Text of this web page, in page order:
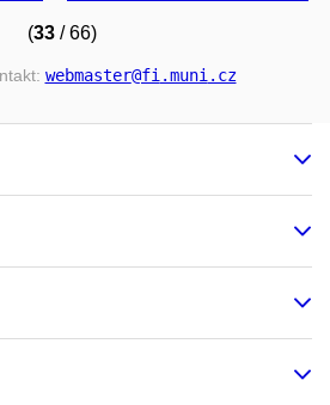
(33 / 66)
webmaster@fi.muni.cz